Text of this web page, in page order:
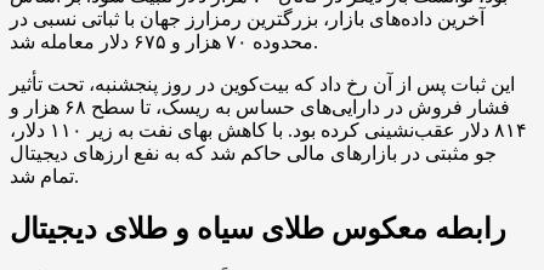
آخرین داده‌های بازار، بزرگترین رمزارز جهان با ثباتی نسبی در
محدوده ۷۰ هزار و ۶۷۵ دلار معامله شد.
این ثبات پس از آن رخ داد که بیت‌کوین در روز پنجشنبه، تحت تأثیر
فشار فروش در دارایی‌های حساس به ریسک، تا سطح ۶۸ هزار و
۸۱۴ دلار عقب‌نشینی کرده بود. با کاهش بهای نفت به زیر ۱۱۰ دلار،
جو مثبتی در بازارهای مالی حاکم شد که به نفع ارزهای دیجیتال
تمام شد.
رابطه معکوس طلای سیاه و طلای دیجیتال